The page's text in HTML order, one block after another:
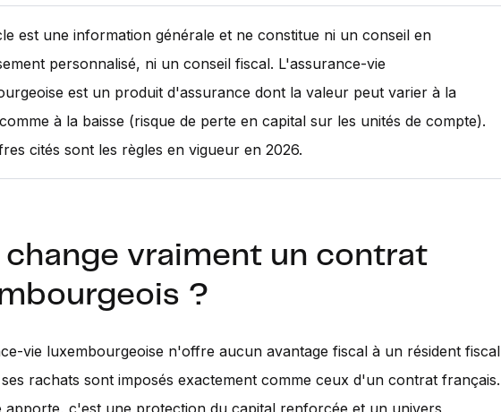
est une information générale et ne constitue ni un conseil en
personnalisé, ni un conseil fiscal. L'assurance-vie
est un produit d'assurance dont la valeur peut varier à la
à la baisse (risque de perte en capital sur les unités de compte).
cités sont les règles en vigueur en 2026.
change vraiment un contrat
?
vie luxembourgeoise n'offre aucun avantage fiscal à un résident fiscal
rachats sont imposés exactement comme ceux d'un contrat français.
apporte, c'est une protection du capital renforcée et un univers